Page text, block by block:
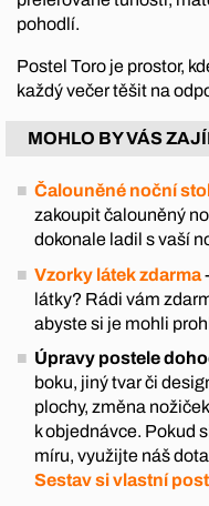
pohodlí.
Postel Toro je prostor,
každý večer těšit na
MOHLO BY VÁS
Čalouněné noční
zakoupit čalouněný
dokonale ladil s vaší
Vzorky látek zdarma
látky? Rádi vám
abyste si je mohli
Úpravy postele
boku, jiný tvar či
plochy, změna
k objednávce. Pokud
míru, využijte náš
Sestav si vlastní